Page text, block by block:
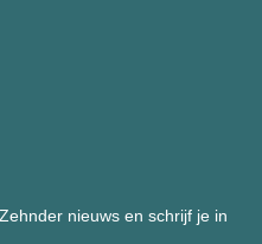
nieuws en schrijf je in